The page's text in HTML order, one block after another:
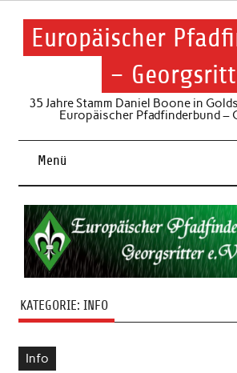
Skip
contentEuropäischer
–
35 Jahre Stamm Daniel Boone in
Europäischer Pfadfinderbund –
Menü
KATEGORIE: INFO
Info